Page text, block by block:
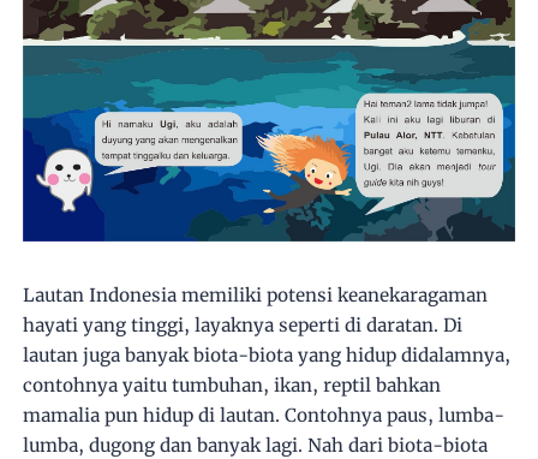
Lautan Indonesia memiliki potensi keanekaragaman
hayati yang tinggi, layaknya seperti di daratan. Di
lautan juga banyak biota-biota yang hidup didalamnya,
contohnya yaitu tumbuhan, ikan, reptil bahkan
mamalia pun hidup di lautan. Contohnya paus, lumba-
lumba, dugong dan banyak lagi. Nah dari biota-biota